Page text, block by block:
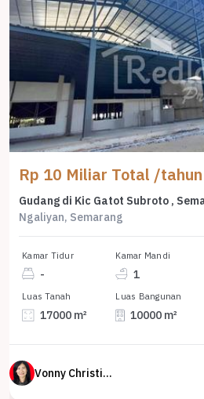
Rp 10 Miliar Total /tahun
Gudang di Kic Gatot Subroto ,
Ngaliyan, Semarang
Kamar Tidur
-
Kamar Mandi
1
Luas Tanah
17000 m²
Luas Bangunan
10000 m²
Vonny Christina